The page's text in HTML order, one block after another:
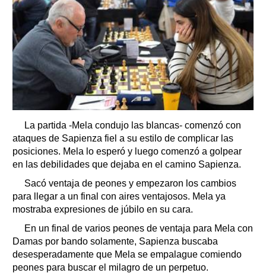
La partida -Mela condujo las blancas- comenzó con
ataques de Sapienza fiel a su estilo de complicar las
posiciones. Mela lo esperó y luego comenzó a golpear
en las debilidades que dejaba en el camino Sapienza.
Sacó ventaja de peones y empezaron los cambios
para llegar a un final con aires ventajosos. Mela ya
mostraba expresiones de júbilo en su cara.
En un final de varios peones de ventaja para Mela con
Damas por bando solamente, Sapienza buscaba
desesperadamente que Mela se empalague comiendo
peones para buscar el milagro de un perpetuo.